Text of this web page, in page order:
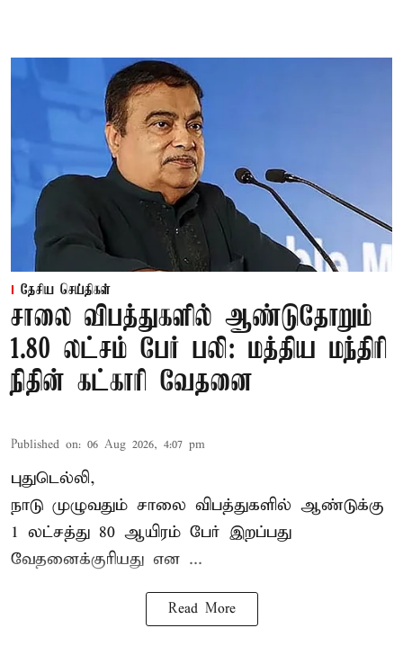
தேசிய செய்திகள்
சாலை விபத்துகளில் ஆண்டுதோறும்
1.80 லட்சம் பேர் பலி: மத்திய மந்திரி
நிதின் கட்காரி வேதனை
Published on: 06 Aug 2026, 4:07 pm
புதுடெல்லி,
நாடு முழுவதும் சாலை விபத்துகளில் ஆண்டுக்கு
1 லட்சத்து 80 ஆயிரம் பேர் இறப்பது
வேதனைக்குரியது என ...
Read More